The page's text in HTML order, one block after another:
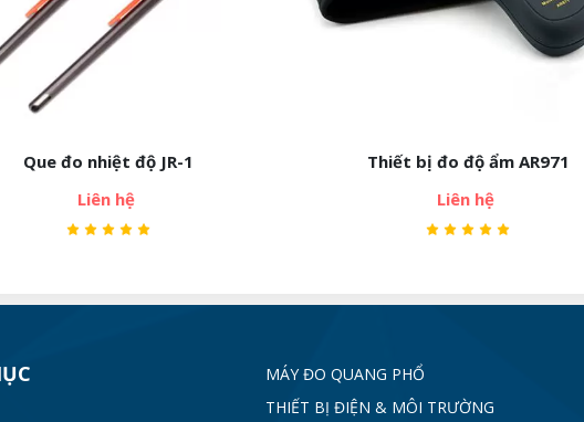
Que đo nhiệt độ JR-1
Liên hệ
Thiết bị đo độ ẩm AR971
Liên hệ
MÁY ĐO QUANG PHỔ
THIẾT BỊ ĐIỆN & MÔI TRƯỜNG